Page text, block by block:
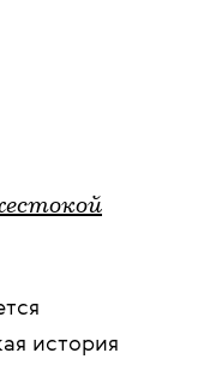
история